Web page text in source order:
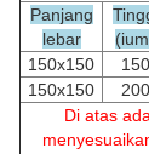
Panjang
lebar
150x150
150
150x150
200
Di atas